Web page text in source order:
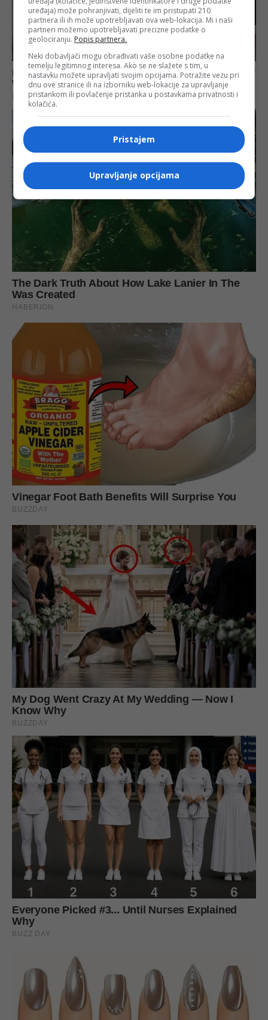
uređaja) može pohranjivati, dijeliti te im pristupati 210
partnera ili ih može upotrebljavati ova web-lokacija. Mi i naši
partneri možemo upotrebljavati precizne podatke o
geolociranju. Popis partnera.
Neki dobavljači mogu obrađivati vaše osobne podatke na
temelju legitimnog interesa. Ako se ne slažete s tim, u
nastavku možete upravljati svojim opcijama. Potražite vezu pri
dnu ove stranice ili na izborniku web-lokacije za upravljanje
pristankom ili povlačenje pristanka u postavkama privatnosti i
kolačića.
Pristajem
Upravljanje opcijama